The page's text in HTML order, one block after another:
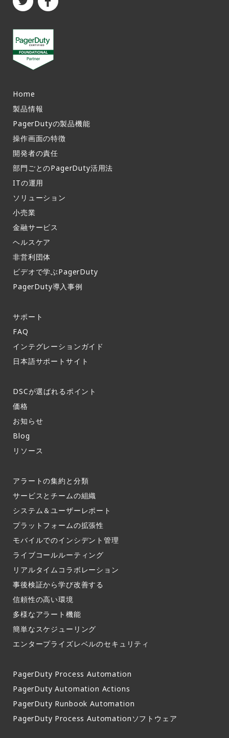
Home
製品情報​
PagerDutyの製品機能​
操作画面の特徴​
開発者の責任
部門ごとのPagerDuty活用法​
ITの運用​
ソリューション
小売業
金融サービス
ヘルスケア
非営利団体
ビデオで学ぶPagerDuty
PagerDuty導入事例​
サポート​
FAQ​
インテグレーションガイド​
日本語サポートサイト​
DSCが選ばれるポイント
価格
お知らせ​
Blog
リソース
アラートの集約と分類​
サービスとチームの組織​
システム＆ユーザーレポート​
プラットフォームの拡張性
モバイルでのインシデント管理​
ライブコールルーティング​
リアルタイムコラボレーション​
事後検証から学び改善する
信頼性の高い環境​
多様なアラート機能​
簡単なスケジューリング​
エンタープライズレベルのセキュリティ
PagerDuty Process Automation
PagerDuty Automation Actions
PagerDuty Runbook Automation
PagerDuty Process Automationソフトウェア